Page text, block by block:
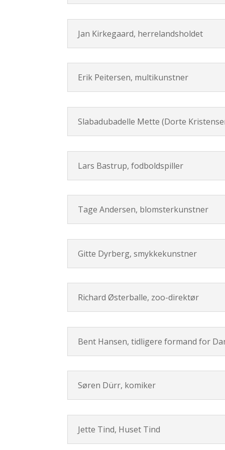
Jan Kirkegaard, herrelandsholdet
Erik Peitersen, multikunstner
Slabadubadelle Mette (Dorte
Lars Bastrup, fodboldspiller
Tage Andersen, blomsterkunstner
Gitte Dyrberg, smykkekunstner
Richard Østerballe, zoo-direktør
Bent Hansen, tidligere formand for
Søren Dürr, komiker
Jette Tind, Huset Tind